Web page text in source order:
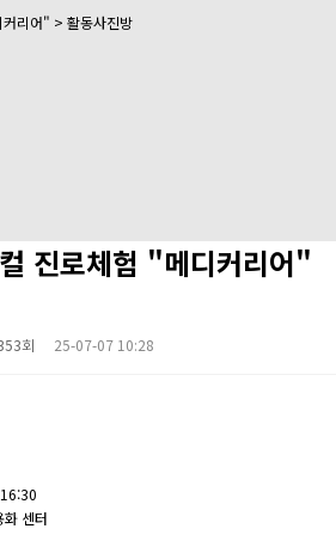
리어" > 활동사진방
진로체험 "메디커리어"
회 25-07-07 10:28
센터